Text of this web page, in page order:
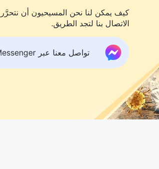
كيف يمكن لنا نحن المسيحيون أن
الاتصال بنا لتجد الطريق.
تواصل معنا عبر Messenger